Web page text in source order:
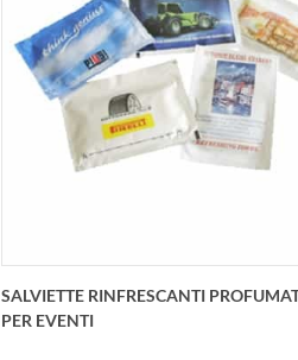
Questo lipcare cube è un
personalizzato a forma di cubo.
300 pezzi.
SALVIETTE RINFRESCANTI
PER EVENTI